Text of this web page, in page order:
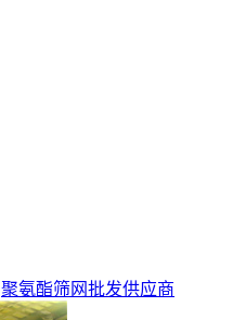
聚氨酯筛网批发供应商